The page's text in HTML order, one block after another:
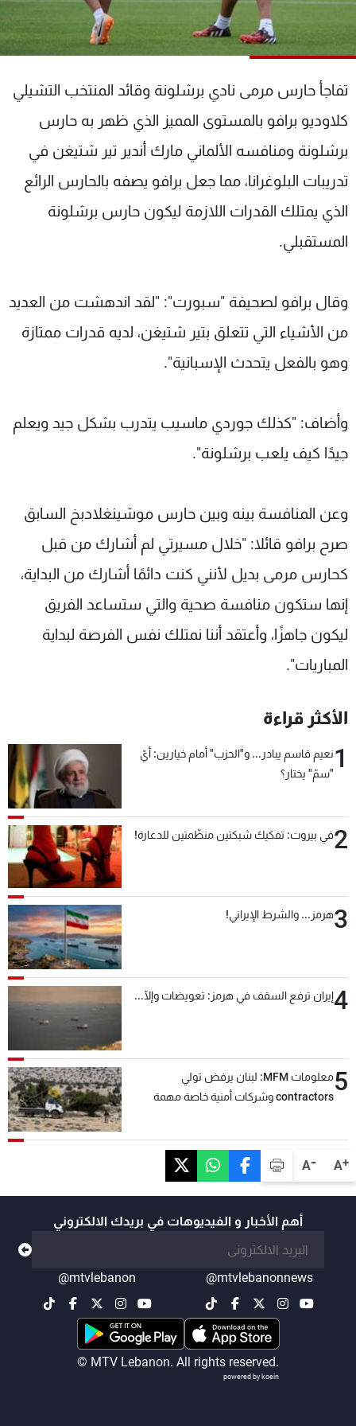
A+
A-
تفاجأ حارس مرمى نادي برشلونة وقائد المنتخب التشيلي
كلاوديو برافو بالمستوى المميز الذي ظهر به حارس
برشلونة ومنافسه الألماني مارك أندير تير شتيغن في
تدريبات البلوغرانا، مما جعل برافو يصفه بالحارس الرائع
الذي يمتلك القدرات اللازمة ليكون حارس برشلونة
المستقبلي.
وقال برافو لصحيفة "سبورت": "لقد اندهشت من العديد
من الأشياء التي تتعلق بتير شتيغن، لديه قدرات ممتازة
وهو بالفعل يتحدث الإسبانية".
وأضاف: "كذلك جوردي ماسيب يتدرب بشكل جيد ويعلم
جيدًا كيف يلعب برشلونة".
وعن المنافسة بينه وبين حارس موشينغلادبخ السابق
صرح برافو قائلا: "خلال مسيرتي لم أشارك من قبل
كحارس مرمى بديل لأنني كنت دائمًا أشارك من البداية،
إنها ستكون منافسة صحية والتي ستساعد الفريق
ليكون جاهزًا، وأعتقد أننا نمتلك نفس الفرصة لبداية
المباريات".
الأكثر قراءة
1نعيم قاسم يبادر... و"الحزب" أمام خيارين: أيّ
"سمّ" يختار؟
2في بيروت: تفكيك شبكتين منظّمتين للدعارة!
3هرمز... والشرط الإيراني!
4إيران ترفع السقف في هرمز: تعويضات وإلّا...
5
معلومات MFM: لبنان يرفض تولي
contractors وشركات أمنية خاصة مهمة
أهم الأخبار و الفيديوهات في بريدك الالكتروني
@mtvlebanonnews
@mtvlebanon
© MTV Lebanon. All rights reserved.
powered by koein
شاهد البرامج
الترددات
عن MTV
لاعلاناتكم
وظائف
شروط الإسـتخدام
سياسة الخصوصية